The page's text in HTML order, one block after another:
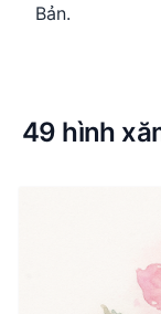
Bản.
49 hình